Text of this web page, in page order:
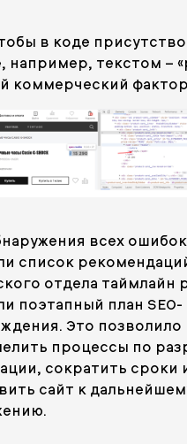
в коде
например, текстом –
коммерческий
всех
список
отдела таймлайн
поэтапный план SEO-
Это позволило
процессы по
сократить сроки
сайт к